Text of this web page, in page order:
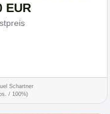
EUR
Schartner
/ 100%)